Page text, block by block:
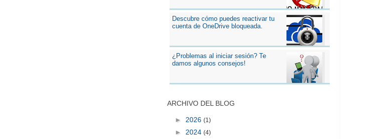
Descubre cómo puedes reactivar tu
cuenta de OneDrive bloqueada.
¿Problemas al iniciar sesión? Te
damos algunos consejos!
ARCHIVO DEL BLOG
► 2026 (1)
► 2024 (4)